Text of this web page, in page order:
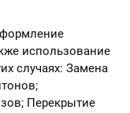
использование
случаях: Замена
Перекрытие